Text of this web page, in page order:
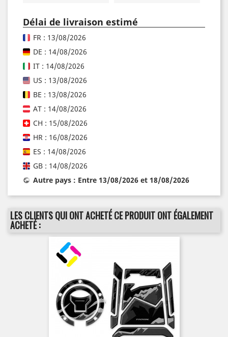
Délai de livraison estimé
FR : 13/08/2026
DE : 14/08/2026
IT : 14/08/2026
US : 13/08/2026
BE : 13/08/2026
AT : 14/08/2026
CH : 15/08/2026
HR : 16/08/2026
ES : 14/08/2026
GB : 14/08/2026
Autre pays : Entre 13/08/2026 et 18/08/2026
LES CLIENTS QUI ONT ACHETÉ CE PRODUIT ONT ÉGALEMENT
ACHETÉ :